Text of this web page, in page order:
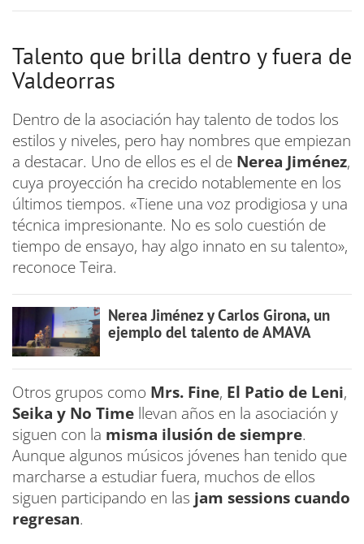
Talento que brilla dentro y fuera de
Valdeorras
Dentro de la asociación hay talento de todos los
estilos y niveles, pero hay nombres que empiezan
a destacar. Uno de ellos es el de Nerea Jiménez,
cuya proyección ha crecido notablemente en los
últimos tiempos. «Tiene una voz prodigiosa y una
técnica impresionante. No es solo cuestión de
tiempo de ensayo, hay algo innato en su talento»,
reconoce Teira.
Nerea Jiménez y Carlos Girona, un
ejemplo del talento de AMAVA
Otros grupos como Mrs. Fine, El Patio de Leni,
Seika y No Time llevan años en la asociación y
siguen con la misma ilusión de siempre.
Aunque algunos músicos jóvenes han tenido que
marcharse a estudiar fuera, muchos de ellos
siguen participando en las jam sessions cuando
regresan.